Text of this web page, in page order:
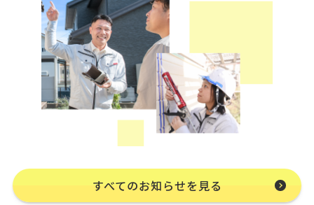
すべてのお知らせを見る